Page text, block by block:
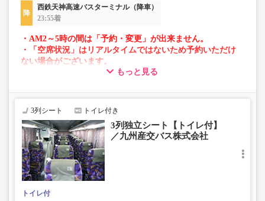
西鉄天神高速バスターミナル（降車）
23:55着
・AM2～5時の間は「予約・変更」が出来ません。
・「空席状況」はリアルタイムではないため予約いただけ
ない場合がございます。
・車両は予告なく変更となる場合がございます。これに伴
で、あらかじめご了承ください。
もっと見る
3列シート トイレ付き
3列独立シート【トイレ付】
／九州産交バス株式会社
トイレ付